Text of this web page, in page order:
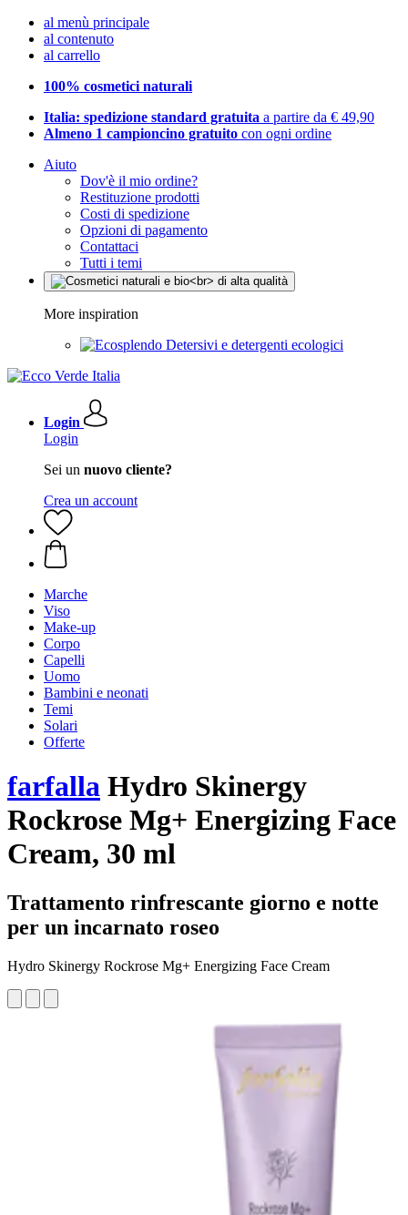
al menù principale
al contenuto
al carrello
100% cosmetici naturali
Italia: spedizione standard gratuita a partire da € 49,90
Almeno 1 campioncino gratuito con ogni ordine
Aiuto
Dov'è il mio ordine?
Restituzione prodotti
Costi di spedizione
Opzioni di pagamento
Contattaci
Tutti i temi
More inspiration
Detersivi e detergenti ecologici
Login
Login
Sei un nuovo cliente?
Crea un account
Marche
Viso
Make-up
Corpo
Capelli
Uomo
Bambini e neonati
Temi
Solari
Offerte
farfalla Hydro Skinergy
Rockrose Mg+ Energizing Face
Cream, 30 ml
Trattamento rinfrescante giorno e notte
per un incarnato roseo
Hydro Skinergy Rockrose Mg+ Energizing Face Cream